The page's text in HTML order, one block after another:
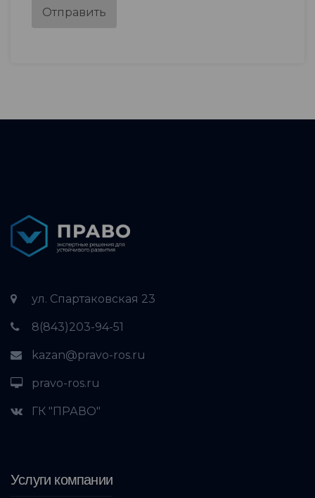
ул. Спартаковская 23
8(843)203-94-51
kazan@pravo-ros.ru
pravo-ros.ru
ГК "ПРАВО"
Услуги компании